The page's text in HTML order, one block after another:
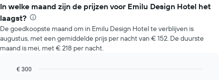
In welke maand zijn de prijzen voor Emilu Design Hotel het
laagst?
De goedkoopste maand om in Emilu Design Hotel te verblijven is
augustus, met een gemiddelde prijs per nacht van € 152. De duurste
maand is mei, met € 218 per nacht.
€ 300